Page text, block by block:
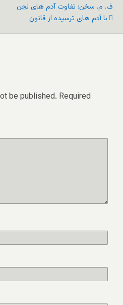
ف. م. سخن: تفاوت آدم هاى لجن
با آدم هاى ترسیده از قانون
be published. Required